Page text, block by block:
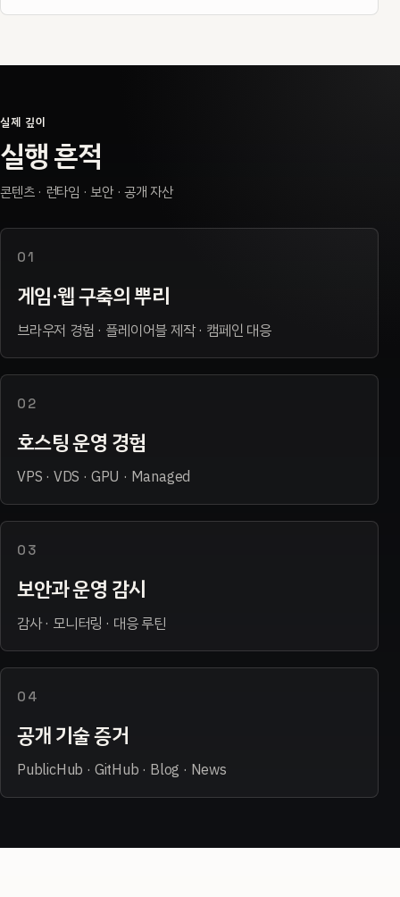
실제 깊이
실행 흔적
콘텐츠 · 런타임 · 보안 · 공개 자산
01
게임·웹 구축의 뿌리
브라우저 경험 · 플레이어블 제작 · 캠페인 대응
02
호스팅 운영 경험
VPS · VDS · GPU · Managed
03
보안과 운영 감시
감사 · 모니터링 · 대응 루틴
04
공개 기술 증거
PublicHub · GitHub · Blog · News